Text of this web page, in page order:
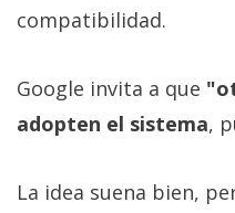
compatibilidad.
Google invita a que
adopten el sistema,
La idea suena bien,